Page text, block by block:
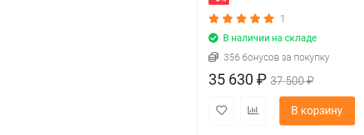
1
В наличии на складе
356 бонусов за покупку
35 630 ₽37 500 ₽
В корзину